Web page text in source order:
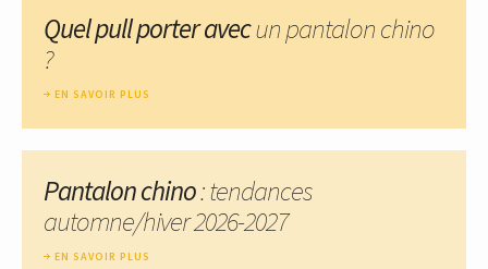
Quel pull porter avecun pantalon chino
?
EN SAVOIR PLUS
Pantalon chino: tendances
automne/hiver 2026-2027
EN SAVOIR PLUS